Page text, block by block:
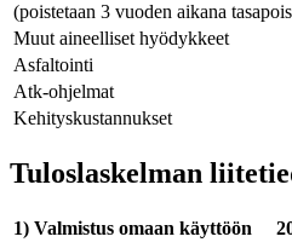
(poistetaan 3 vuoden aikana
Muut aineelliset hyödykkeet
Asfaltointi
Atk-ohjelmat
Kehityskustannukset
Tuloslaskelman
1) Valmistus omaan käyttöön